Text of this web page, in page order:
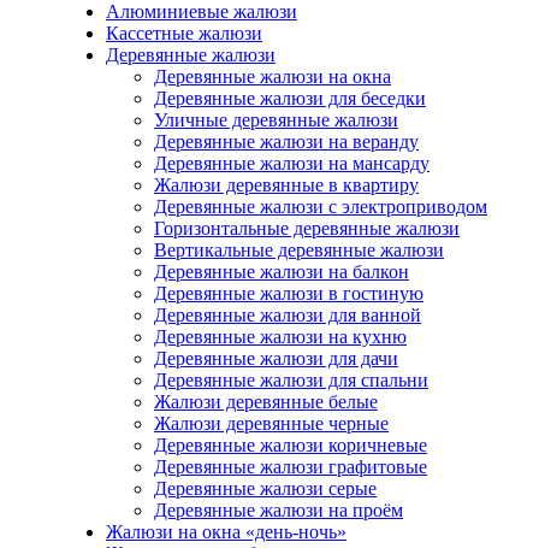
Алюминиевые жалюзи
Кассетные жалюзи
Деревянные жалюзи
Деревянные жалюзи на окна
Деревянные жалюзи для беседки
Уличные деревянные жалюзи
Деревянные жалюзи на веранду
Деревянные жалюзи на мансарду
Жалюзи деревянные в квартиру
Деревянные жалюзи с электроприводом
Горизонтальные деревянные жалюзи
Вертикальные деревянные жалюзи
Деревянные жалюзи на балкон
Деревянные жалюзи в гостиную
Деревянные жалюзи для ванной
Деревянные жалюзи на кухню
Деревянные жалюзи для дачи
Деревянные жалюзи для спальни
Жалюзи деревянные белые
Жалюзи деревянные черные
Деревянные жалюзи коричневые
Деревянные жалюзи графитовые
Деревянные жалюзи серые
Деревянные жалюзи на проём
Жалюзи на окна «день-ночь»